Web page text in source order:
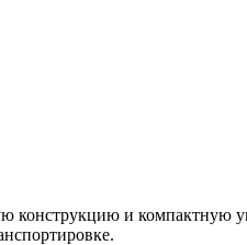
конструкцию и компактную